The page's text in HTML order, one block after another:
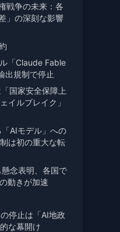
戦争の未来：各
」の深刻な影響
「Claude Fable
出規制で停止
国家安全保障上
イルブレイク」
AIモデル」への
は初の重大な転
念表明、各国で
動きが加速
停止は「AI地政
な幕開け